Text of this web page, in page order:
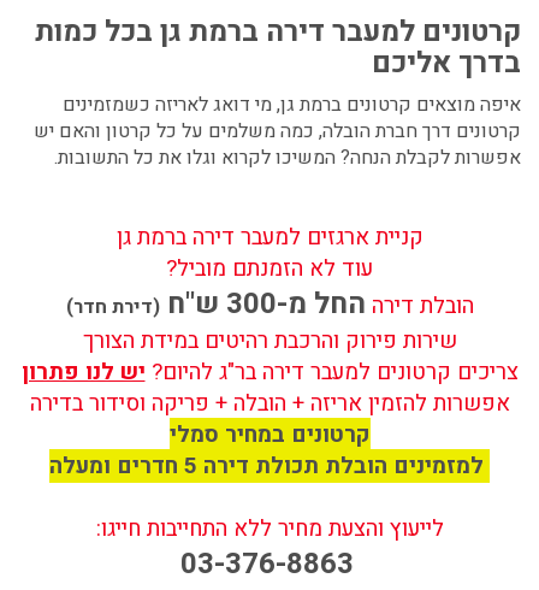
קרטונים למעבר דירה ברמת גן בכל כמות
בדרך אליכם
איפה מוצאים קרטונים ברמת גן, מי דואג לאריזה כשמזמינים
קרטונים דרך חברת הובלה, כמה משלמים על כל קרטון והאם יש
אפשרות לקבלת הנחה? המשיכו לקרוא וגלו את כל התשובות.
קניית ארגזים למעבר דירה ברמת גן
עוד לא הזמנתם מוביל?
הובלת דירה החל מ-300 ש"ח (דירת חדר)
שירות פירוק והרכבת רהיטים במידת הצורך
צריכים קרטונים למעבר דירה בר"ג להיום?יש לנו פתרון
אפשרות להזמין אריזה + הובלה + פריקה וסידור בדירה
קרטונים במחיר סמלי
למזמינים הובלת תכולת דירה 5 חדרים ומעלה
לייעוץ והצעת מחיר ללא התחייבות חייגו:
03-376-8863